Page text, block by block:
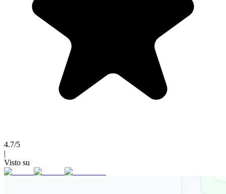
4.7/5
|
Visto su